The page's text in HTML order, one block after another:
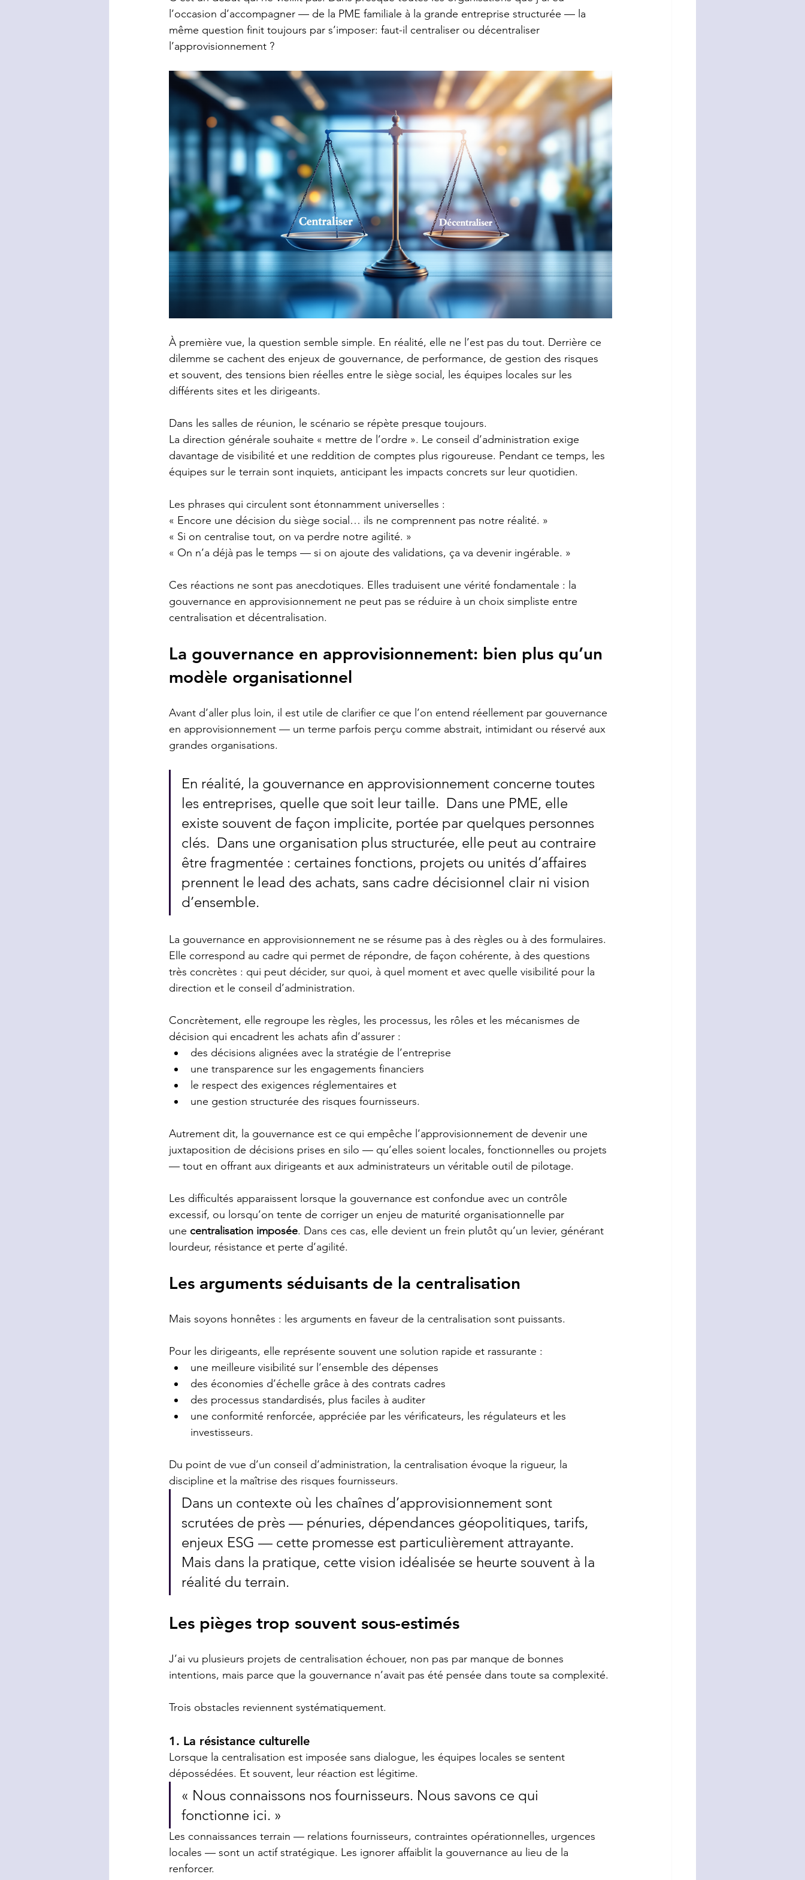
Gouvernance & liberté stratégique Risques et exposition stratégique Investissements et exposition
Approvisionnement stratégique construction d'un budget d'entrepri Due diligence en acquisition
Transformation organisationnelle Performance organisationnelle Gestion du changement Stratégie d'entreprise
l’occasion d’accompagner — de la PME familiale à la grande entreprise structurée — la
même question finit toujours par s’imposer: faut-il centraliser ou décentraliser
l’approvisionnement ?
À première vue, la question semble simple. En réalité, elle ne l’est pas du tout. Derrière ce
dilemme se cachent des enjeux de gouvernance, de performance, de gestion des risques
et souvent, des tensions bien réelles entre le siège social, les équipes locales sur les
différents sites et les dirigeants.
Dans les salles de réunion, le scénario se répète presque toujours.
La direction générale souhaite « mettre de l’ordre ». Le conseil d’administration exige
davantage de visibilité et une reddition de comptes plus rigoureuse. Pendant ce temps, les
équipes sur le terrain sont inquiets, anticipant les impacts concrets sur leur quotidien.
Les phrases qui circulent sont étonnamment universelles :
« Encore une décision du siège social… ils ne comprennent pas notre réalité. »
« Si on centralise tout, on va perdre notre agilité. »
« On n’a déjà pas le temps — si on ajoute des validations, ça va devenir ingérable. »
Ces réactions ne sont pas anecdotiques. Elles traduisent une vérité fondamentale : la
gouvernance en approvisionnement ne peut pas se réduire à un choix simpliste entre
centralisation et décentralisation.
La gouvernance en approvisionnement: bien plus qu’un
modèle organisationnel
Avant d’aller plus loin, il est utile de clarifier ce que l’on entend réellement par gouvernance
en approvisionnement — un terme parfois perçu comme abstrait, intimidant ou réservé aux
grandes organisations.
En réalité, la gouvernance en approvisionnement concerne toutes
les entreprises, quelle que soit leur taille.  Dans une PME, elle
existe souvent de façon implicite, portée par quelques personnes
clés.  Dans une organisation plus structurée, elle peut au contraire
être fragmentée : certaines fonctions, projets ou unités d’affaires
prennent le lead des achats, sans cadre décisionnel clair ni vision
d’ensemble.
La gouvernance en approvisionnement ne se résume pas à des règles ou à des formulaires.
Elle correspond au cadre qui permet de répondre, de façon cohérente, à des questions
très concrètes : qui peut décider, sur quoi, à quel moment et avec quelle visibilité pour la
direction et le conseil d’administration.
Concrètement, elle regroupe les règles, les processus, les rôles et les mécanismes de
décision qui encadrent les achats afin d’assurer :
des décisions alignées avec la stratégie de l’entreprise
une transparence sur les engagements financiers
le respect des exigences réglementaires et
une gestion structurée des risques fournisseurs.
Autrement dit, la gouvernance est ce qui empêche l’approvisionnement de devenir une
juxtaposition de décisions prises en silo — qu’elles soient locales, fonctionnelles ou projets
— tout en offrant aux dirigeants et aux administrateurs un véritable outil de pilotage.
Les difficultés apparaissent lorsque la gouvernance est confondue avec un contrôle
excessif, ou lorsqu’on tente de corriger un enjeu de maturité organisationnelle par
une centralisation imposée. Dans ces cas, elle devient un frein plutôt qu’un levier, générant
lourdeur, résistance et perte d’agilité.
Les arguments séduisants de la centralisation
Mais soyons honnêtes : les arguments en faveur de la centralisation sont puissants.
Pour les dirigeants, elle représente souvent une solution rapide et rassurante :
une meilleure visibilité sur l’ensemble des dépenses
des économies d’échelle grâce à des contrats cadres
des processus standardisés, plus faciles à auditer
une conformité renforcée, appréciée par les vérificateurs, les régulateurs et les
investisseurs.
Du point de vue d’un conseil d’administration, la centralisation évoque la rigueur, la
discipline et la maîtrise des risques fournisseurs.
Dans un contexte où les chaînes d’approvisionnement sont
scrutées de près — pénuries, dépendances géopolitiques, tarifs,
enjeux ESG — cette promesse est particulièrement attrayante.
Mais dans la pratique, cette vision idéalisée se heurte souvent à la
réalité du terrain.
Les pièges trop souvent sous-estimés
J’ai vu plusieurs projets de centralisation échouer, non pas par manque de bonnes
intentions, mais parce que la gouvernance n’avait pas été pensée dans toute sa complexité.
Trois obstacles reviennent systématiquement.
1. La résistance culturelle
Lorsque la centralisation est imposée sans dialogue, les équipes locales se sentent
dépossédées. Et souvent, leur réaction est légitime.
« Nous connaissons nos fournisseurs. Nous savons ce qui
fonctionne ici. »
Les connaissances terrain — relations fournisseurs, contraintes opérationnelles, urgences
locales — sont un actif stratégique. Les ignorer affaiblit la gouvernance au lieu de la
renforcer.